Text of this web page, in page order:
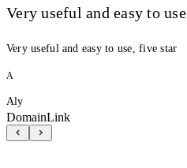
Very useful and easy to use
Very useful and easy to use, five star
A
Aly
DomainLink